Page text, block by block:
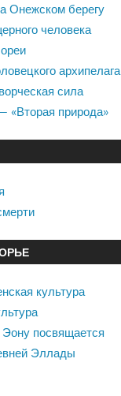
Онежском берегу
человека
архипелага
сила
«Вторая природа»
культура
Эону посвящается
Эллады